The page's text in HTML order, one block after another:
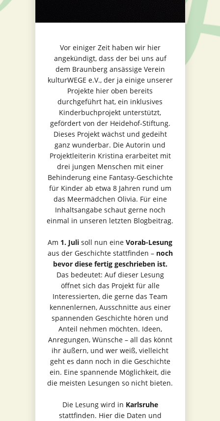
Vor einiger Zeit haben wir hier
angekündigt, dass der bei uns auf
dem Braunberg ansässige Verein
kulturWEGE e.V., der ja einige unserer
Projekte hier oben bereits
durchgeführt hat, ein inklusives
Kinderbuchprojekt unterstützt,
gefördert von der Heidehof-Stiftung.
Dieses Projekt wächst und gedeiht
ganz wunderbar. Die Autorin und
Projektleiterin Kristina erarbeitet mit
drei jungen Menschen mit einer
Behinderung eine Fantasy-Geschichte
für Kinder ab etwa 8 Jahren rund um
das Meermädchen Olivia. Für eine
Inhaltsangabe schaut gerne noch
einmal in unseren letzten Blogbeitrag.
Am 1. Juli soll nun eine Vorab-Lesung
aus der Geschichte stattfinden – noch
bevor diese fertig geschrieben ist.
Das bedeutet: Auf dieser Lesung
öffnet sich das Projekt für alle
Interessierten, die gerne das Team
kennenlernen, Ausschnitte aus einer
spannenden Geschichte hören und
Anteil nehmen möchten. Ideen,
Anregungen, Wünsche – all das könnt
ihr äußern, und wer weiß, vielleicht
geht es dann noch in die Geschichte
ein. Eine spannende Möglichkeit, die
die meisten Lesungen so nicht bieten.
Die Lesung wird in Karlsruhe
stattfinden. Hier die Daten und